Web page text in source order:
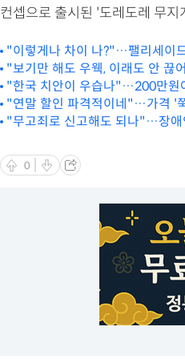
컨셉으로 출시된 '도레도레 무
"이렇게나 차이 나?"…팰리세이
"보기만 해도 우웩, 이래도 안
"한국 치안이 우습나"…200만원
"연말 할인 파격적이네"…가격 '
"무고죄로 신고해도 되나"…장애
0